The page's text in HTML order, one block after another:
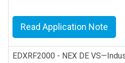
Read Application Note
EDXRF2000 - NEX DE